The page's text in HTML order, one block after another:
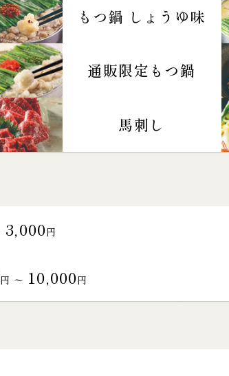
もつ鍋 しょうゆ味
通販限定もつ鍋
馬刺し
3,000円
円 〜 10,000円